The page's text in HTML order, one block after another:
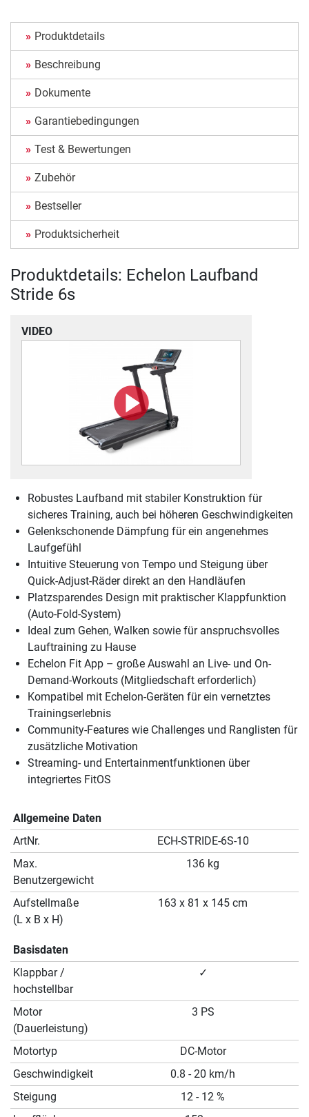
Produktdetails
Beschreibung
Dokumente
Garantiebedingungen
Test & Bewertungen
Zubehör
Bestseller
Produktsicherheit
Produktdetails: Echelon Laufband
Stride 6s
VIDEO
Robustes Laufband mit stabiler Konstruktion für
sicheres Training, auch bei höheren Geschwindigkeiten
Gelenkschonende Dämpfung für ein angenehmes
Laufgefühl
Intuitive Steuerung von Tempo und Steigung über
Quick-Adjust-Räder direkt an den Handläufen
Platzsparendes Design mit praktischer Klappfunktion
(Auto-Fold-System)
Ideal zum Gehen, Walken sowie für anspruchsvolles
Lauftraining zu Hause
Echelon Fit App – große Auswahl an Live- und On-
Demand-Workouts (Mitgliedschaft erforderlich)
Kompatibel mit Echelon-Geräten für ein vernetztes
Trainingserlebnis
Community-Features wie Challenges und Ranglisten für
zusätzliche Motivation
Streaming- und Entertainmentfunktionen über
integriertes FitOS
Allgemeine Daten
ArtNr.
ECH-STRIDE-6S-10
Max.
Benutzergewicht
136 kg
Aufstellmaße
(L x B x H)
163 x 81 x 145 cm
Basisdaten
Klappbar /
hochstellbar
✓
Motor
(Dauerleistung)
3 PS
Motortyp
DC-Motor
Geschwindigkeit
0.8 - 20 km/h
Steigung
12 - 12 %